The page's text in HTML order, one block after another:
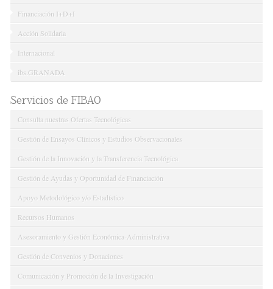
Financiación I+D+I
Acción Solidaria
Internacional
ibs.GRANADA
Servicios de FIBAO
Consulta nuestras Ofertas Tecnológicas
Gestión de Ensayos Clínicos y Estudios Observacionales
Gestión de la Innovación y la Transferencia Tecnológica
Gestión de Ayudas y Oportunidad de Financiación
Apoyo Metodológico y/o Estadístico
Recursos Humanos
Asesoramiento y Gestión Económica-Administrativa
Gestión de Convenios y Donaciones
Comunicación y Promoción de la Investigación